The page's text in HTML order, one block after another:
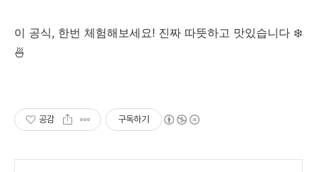
이 공식, 한번 체험해보세요! 진짜 따뜻하고 맛있습니다 ❄️
🍜
공감 구독하기